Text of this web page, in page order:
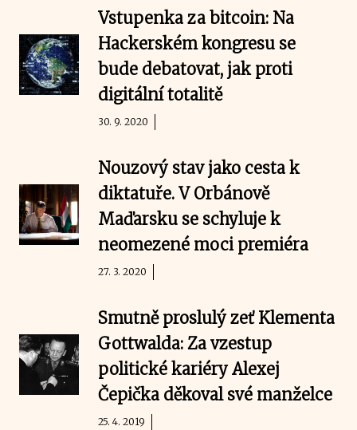
Vstupenka za bitcoin: Na
Hackerském kongresu se
bude debatovat, jak proti
digitální totalitě
30. 9. 2020
Nouzový stav jako cesta k
diktatuře. V Orbánově
Maďarsku se schyluje k
neomezené moci premiéra
27. 3. 2020
Smutně proslulý zeť Klementa
Gottwalda: Za vzestup
politické kariéry Alexej
Čepička děkoval své manželce
25. 4. 2019